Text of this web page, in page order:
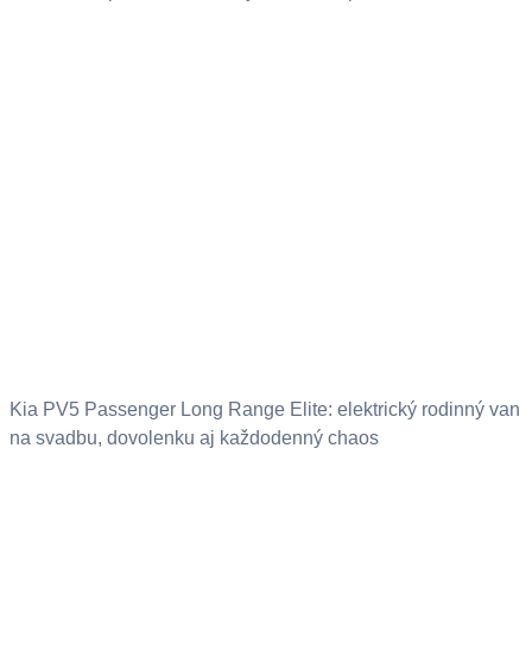
Kia PV5 Passenger Long Range Elite: elektrický rodinný van
na svadbu, dovolenku aj každodenný chaos